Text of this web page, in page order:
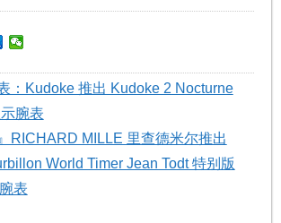
：Kudoke 推出 Kudoke 2 Nocturne
腕表
RICHARD MILLE 里查德米尔推出
World Timer Jean Todt 特别版
表